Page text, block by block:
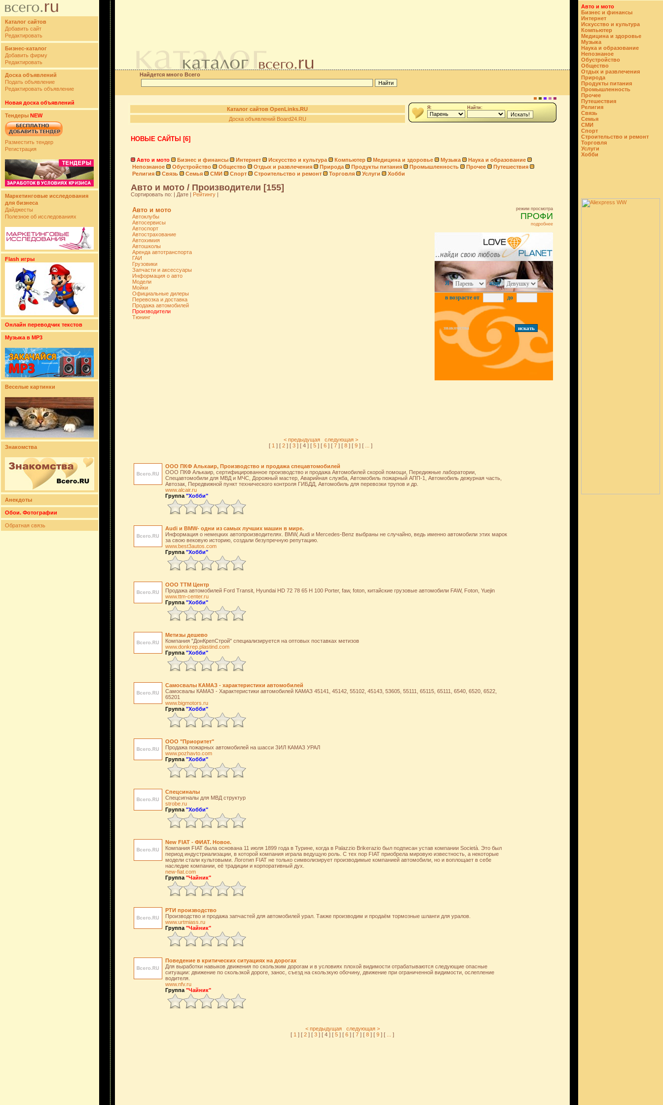
Каталог сайтов
Добавить сайт
Редактировать
Бизнес-каталог
Добавить фирму
Редактировать
Доска объявлений
Подать объявление
Редактировать объявление
Новая доска объявлений
Тендеры NEW
Разместить тендер
Регистрация
Маркетинговые исследования
для бизнеса
Дайджесты
Полезное об исследованиях
Flash игры
Онлайн переводчик текстов
Музыка в MP3
Веселые картинки
Знакомства
Анекдоты
Обои. Фотографии
Обратная связь
Авто и мото
Бизнес и финансы
Интернет
Искусство и культура
Компьютер
Медицина и здоровье
Музыка
Наука и образование
Непознаное
Обустройство
Общество
Отдых и развлечения
Природа
Продукты питания
Промышленность
Прочее
Путешествия
Религия
Связь
Семья
СМИ
Спорт
Строительство и ремонт
Торговля
Услуги
Хобби
Найдется много Всего
Каталог сайтов OpenLinks.RU
Доска объявлений Board24.RU
Я: Найти:
НОВЫЕ САЙТЫ [6]
Авто и мото Бизнес и финансы Интернет Искусство и культура Компьютер Медицина и здоровье Музыка
Наука и образование
Непознаное
Обустройство Общество Отдых и развлечения Природа Продукты питания Промышленность Прочее
Путешествия
Религия
Связь Семья СМИ Спорт Строительство и ремонт Торговля Услуги Хобби
Авто и мото / Производители [155]
Сортировать по: | Дате | Рейтингу|
Авто и мото
Автоклубы
Автосервисы
Автоспорт
Автострахование
Автохимия
Автошколы
Аренда автотранспорта
ГАИ
Грузовики
Запчасти и аксессуары
Информация о авто
Модели
Мойки
Официальные дилеры
Перевозка и доставка
Продажа автомобилей
Производители
Тюнинг
режим просмотра
ПРОФИ
подробнее
Я ищу
в возрасте от до
знакомства
< предыдущая
следующая >
[ 1 ] [ 2 ] [ 3 ] [ 4 ] [ 5 ] [ 6 ] [ 7 ] [ 8 ] [ 9 ] [ ]
ООО ПКФ Алькаир, Производство и продажа спецавтомобилей
ООО ПКФ Алькаир, сертифицированное производство и продажа Автомобилей скорой помощи, Передижные лаборатории,
Спецавтомобили для МВД и МЧС, Дорожный мастер, Аварийная служба, Автомобиль пожарный АПП-1, Автомобиль дежурная часть,
Автозак, Передвижной пункт технического контроля ГИБДД, Автомобиль для перевозки трупов и др.
www.alcair.ru
Группа "Хобби"
Audi и BMW- одни из самых лучших машин в мире.
Информация о немецких автопроизводителях. BMW, Audi и Mercedes-Benz выбраны не случайно, ведь именно автомобили этих марок
за свою вековую историю, создали безупречную репутацию.
www.best3autos.com
Группа "Хобби"
ООО ТТМ Центр
Продажа автомобилей Ford Transit, Hyundai HD 72 78 65 H 100 Porter, faw, foton, китайские грузовые автомобили FAW, Foton, Yuejin
www.ttm-center.ru
Группа "Хобби"
Метизы дешево
Компания "ДонКрепСтрой" специализируется на оптовых поставках метизов
www.donkrep.plastind.com
Группа "Хобби"
Самосвалы КАМАЗ - характеристики автомобилей
Самосвалы КАМАЗ - Характеристики автомобилей КАМАЗ 45141, 45142, 55102, 45143, 53605, 55111, 65115, 65111, 6540, 6520, 6522,
65201
www.bigmotors.ru
Группа "Хобби"
ООО "Приоритет"
Продажа пожарных автомобилей на шасси ЗИЛ КАМАЗ УРАЛ
www.pozhavto.com
Группа "Хобби"
Спецсиналы
Спецсигналы для МВД структур
strobe.ru
Группа "Хобби"
New FIAT - ФИАТ. Новое.
Компания FIAT была основана 11 июля 1899 года в Турине, когда в Palazzio Brikerazio был подписан устав компании Società. Это был
период индустриализации, в которой компания играла ведущую роль. С тех пор FIAT приобрела мировую известность, а некоторые
модели стали культовыми. Логотип FIAT не только символизирует производимые компанией автомобили, но и воплощает в себе
наследие компании, её традиции и корпоративный дух.
new-fiat.com
Группа "Чайник"
РТИ производство
Производство и продажа запчастей для автомобилей урал. Также производим и продаём тормозные шланги для уралов.
www.urtmiass.ru
Группа "Чайник"
Поведение в критических ситуациях на дорогах
Для выработки навыков движения по скользким дорогам и в условиях плохой видимости отрабатываются следующие опасные
ситуации: движение по скользкой дороге, занос, съезд на скользкую обочину, движение при ограниченной видимости, ослепление
водителя.
www.nfv.ru
Группа "Чайник"
< предыдущая
следующая >
[ 1 ] [ 2 ] [ 3 ] [ 4 ] [ 5 ] [ 6 ] [ 7 ] [ 8 ] [ 9 ] [ ]